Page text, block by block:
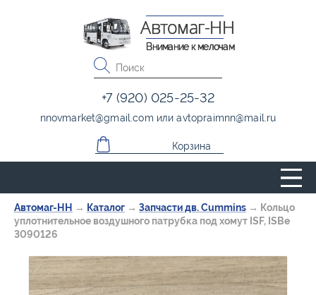
Автомаг-НН → Каталог → Запчасти дв. Cummins → Кольцо
уплотнительное воздушного патрубка под хомут ISF, ISBe
3090126
Автомаг-НН
Внимание к мелочам
+7 (920) 025-25-32
nnovmarket@gmail.com илиavtopraimnn@mail.ru
Корзина